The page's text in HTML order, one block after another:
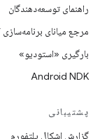
راهنمای توسعه‌دهندگان
مرجع میانای برنامه‌سازی
بارگیری «استودیو»
Android NDK
پشتیبانی
گزارش اشکال پلتفورم